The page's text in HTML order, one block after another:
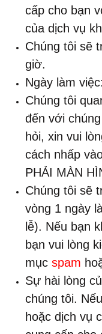
cấp cho bạn
của dịch vụ
Chúng tôi sẽ
giờ.
Ngày làm
Chúng tôi
đến với
hỏi, xin vui
cách nhấp
PHẢI MÀN
Chúng tôi sẽ
vòng 1 ngày
lễ). Nếu bạn
bạn vui lòng
mục spam
Sự hài lòng
chúng tôi.
hoặc dịch vụ